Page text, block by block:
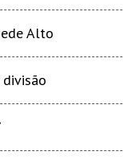
Alto
divisão